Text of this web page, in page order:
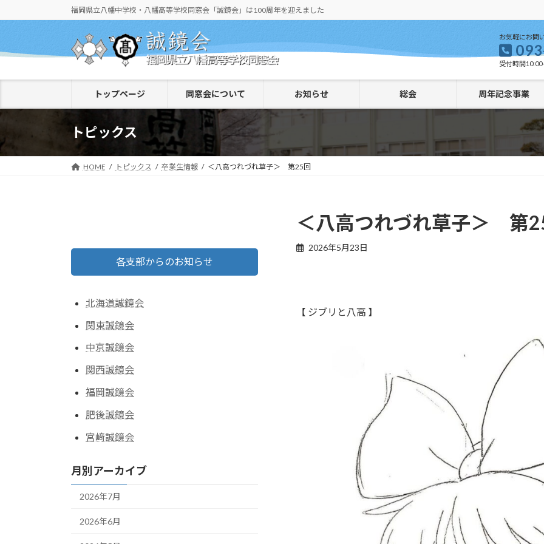
ン
ン
へ
キ
ビ
ー
ョ
に
福岡県立八幡中学校・八幡高等学校同窓会「誠鏡会」は100周年を迎えました
お気軽にお問
受付時間
トップページ 同窓会について お知らせ 総会 周年記念事業
トピックス
HOME トピックス 卒業生情報 ＜八高つれづれ草子＞ 第25回
＜八高つれづれ草子＞ 第
2026年5月23日
【 ジブリと八高 】
各支部からのお知らせ
北海道誠鏡会
関東誠鏡会
中京誠鏡会
関西誠鏡会
福岡誠鏡会
肥後誠鏡会
宮﨑誠鏡会
月別アーカイブ
2026年7月
2026年6月